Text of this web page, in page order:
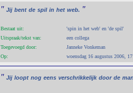
" Jij bent de spil in het web. "
Bestaat uit:
'spin in het web' en 'de spil'
Uitspraak/tekst van:
een collega
Toegevoegd door:
Janneke Vonkeman
Op:
woensdag 16 augustus 2006,
" Jij loopt nog eens verschrikkelijk door de